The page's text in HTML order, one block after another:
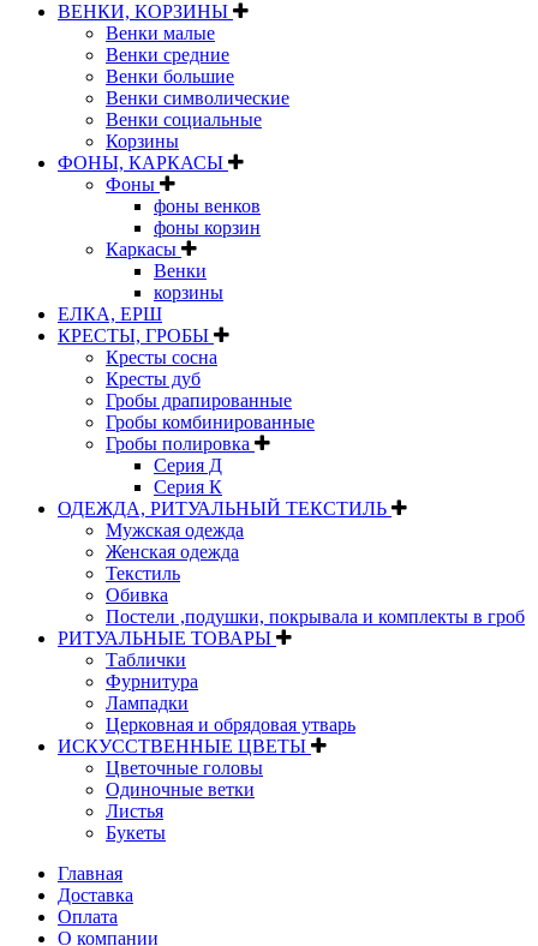
ВЕНКИ, КОРЗИНЫ
Венки малые
Венки средние
Венки большие
Венки символические
Венки социальные
Корзины
ФОНЫ, КАРКАСЫ
Фоны
фоны венков
фоны корзин
Каркасы
Венки
корзины
ЕЛКА, ЕРШ
КРЕСТЫ, ГРОБЫ
Кресты сосна
Кресты дуб
Гробы драпированные
Гробы комбинированные
Гробы полировка
Серия Д
Серия К
ОДЕЖДА, РИТУАЛЬНЫЙ ТЕКСТИЛЬ
Мужская одежда
Женская одежда
Текстиль
Обивка
Постели ,подушки, покрывала и комплекты в гроб
РИТУАЛЬНЫЕ ТОВАРЫ
Таблички
Фурнитура
Лампадки
Церковная и обрядовая утварь
ИСКУССТВЕННЫЕ ЦВЕТЫ
Цветочные головы
Одиночные ветки
Листья
Букеты
Главная
Доставка
Оплата
О компании